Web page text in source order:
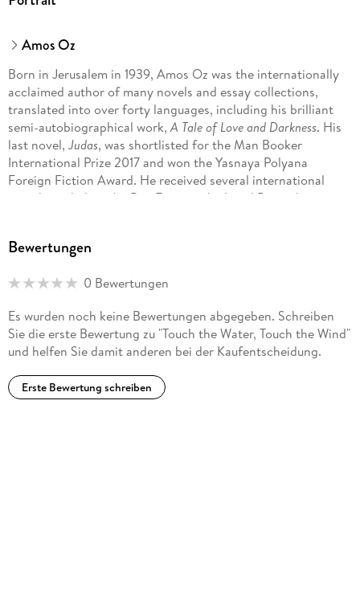
Amos Oz
Born in Jerusalem in 1939, Amos Oz was the internationally
acclaimed author of many novels and essay collections,
translated into over forty languages, including his brilliant
semi-autobiographical work,A Tale of Love and Darkness. His
last novel, Judas, was shortlisted for the Man Booker
International Prize 2017 and won the Yasnaya Polyana
Foreign Fiction Award. He received several international
awards, including the Prix Femina, the Israel Prize, the
Bewertungen
0 Bewertungen
Es wurden noch keine Bewertungen abgegeben. Schreiben
Sie die erste Bewertung zu "Touch the Water, Touch the Wind"
und helfen Sie damit anderen bei der Kaufentscheidung.
Erste Bewertung schreiben